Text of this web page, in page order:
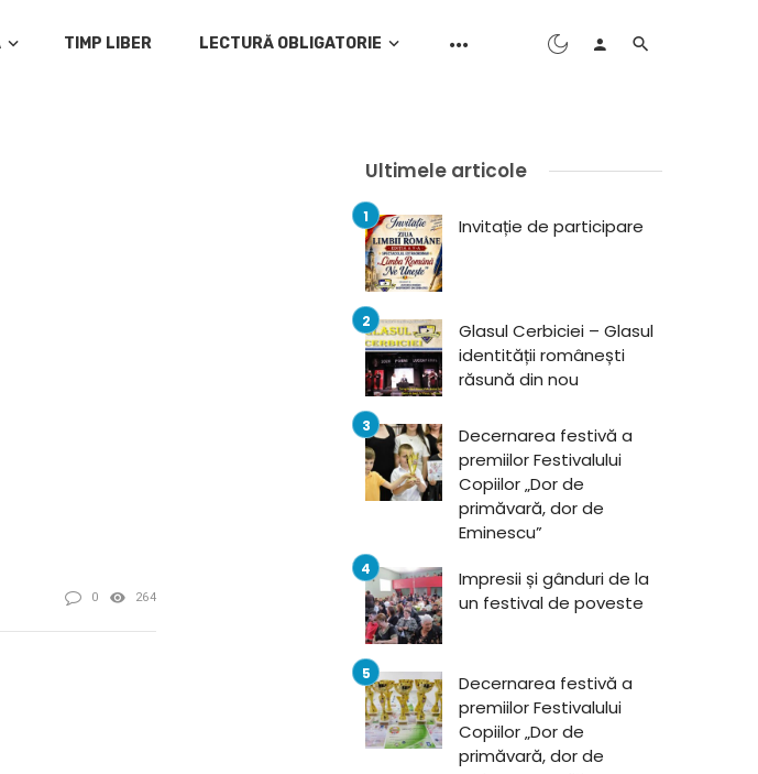
TIMP LIBER LECTURĂ OBLIGATORIE
0 264
Ultimele articole
Invitație de participare
Glasul Cerbiciei – Glasul
identității românești
răsună din nou
Decernarea festivă a
premiilor Festivalului
Copiilor „Dor de
primăvară, dor de
Eminescu”
Impresii și gânduri de la
un festival de poveste
Decernarea festivă a
premiilor Festivalului
Copiilor „Dor de
primăvară, dor de